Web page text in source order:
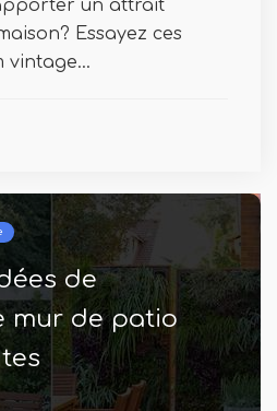
un attrait
Essayez ces
vintage...
de
mur de patio